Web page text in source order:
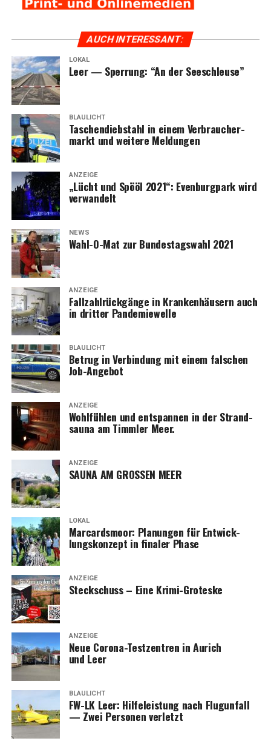
AUCH INTER­ES­SANT:
LOKAL
Leer — Sper­rung: “An der Seeschleuse”
BLAULICHT
Taschen­dieb­stahl in einem Ver­brau­cher­
markt und wei­te­re Meldungen
ANZEIGE
„Lücht und Spö­öl 2021“: Even­burg­park wird
verwandelt
NEWS
Wahl-O-Mat zur Bun­des­tags­wahl 2021
ANZEIGE
Fall­zahl­rück­gän­ge in Kran­ken­häu­sern auch
in drit­ter Pandemiewelle
BLAULICHT
Betrug in Ver­bin­dung mit einem fal­schen
Job-Angebot
ANZEIGE
Wohl­füh­len und ent­span­nen in der Strand­
sau­na am Timm­ler Meer.
ANZEIGE
SAUNA AM GROSSEN MEER
LOKAL
Mar­cards­moor: Pla­nun­gen für Ent­wick­
lungs­kon­zept in fina­ler Phase
ANZEIGE
Steck­schuss – Eine Krimi-Groteske
ANZEIGE
Neue Coro­na-Test­zen­tren in Aurich
und Leer
BLAULICHT
FW-LK Leer: Hil­fe­leis­tung nach Flug­un­fall
— Zwei Per­so­nen verletzt